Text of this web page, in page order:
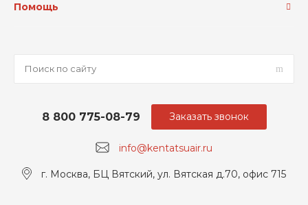
Помощь
info@kentatsuair.ru
8 800 775-08-79
г. Москва, БЦ Вятский, ул. Вятская д.70, офис 715
Заказать звонок